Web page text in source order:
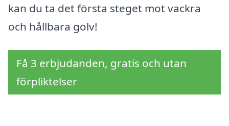
kan du ta det första steget mot vackra
och hållbara golv!
Få 3 erbjudanden, gratis och utan
förpliktelser